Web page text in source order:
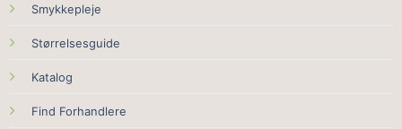
Smykkepleje
Størrelsesguide
Katalog
Find Forhandlere